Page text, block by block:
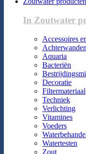
In Zoutwater
Accessoires
Achterwanden
Aquaria
Bacteriën
Decoratie
Filtermateriaal
Techniek
Verlichting
Vitamines
Voeders
Watertesten
Zout